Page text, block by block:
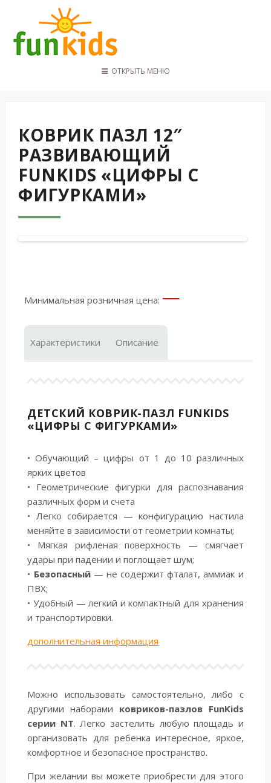
КОНТАКТЫ
ОТКРЫТЬ МЕНЮ
КОВРИК ПАЗЛ 12″
РАЗВИВАЮЩИЙ
FUNKIDS «ЦИФРЫ С
ФИГУРКАМИ»
Минимальная розничная цена: —
Характеристики Описание
ДЕТСКИЙ КОВРИК-ПАЗЛ FUNKIDS
«ЦИФРЫ С ФИГУРКАМИ»
• Обучающий – цифры от 1 до 10 различных
ярких цветов
• Геометрические фигурки для распознавания
различных форм и счета
• Легко собирается — конфигурацию настила
меняйте в зависимости от геометрии комнаты;
• Мягкая рифленая поверхность — смягчает
удары при падении и поглощает шум;
• Безопасный— не содержит фталат, аммиак и
ПВХ;
• Удобный — легкий и компактный для хранения
и транспортировки.
дополнительная информация
Можно использовать самостоятельно, либо с
другими наборами ковриков-пазлов FunKids
серии NT. Легко застелить любую площадь и
организовать для ребенка интересное, яркое,
комфортное и безопасное пространство.
При желании вы можете приобрести для этого